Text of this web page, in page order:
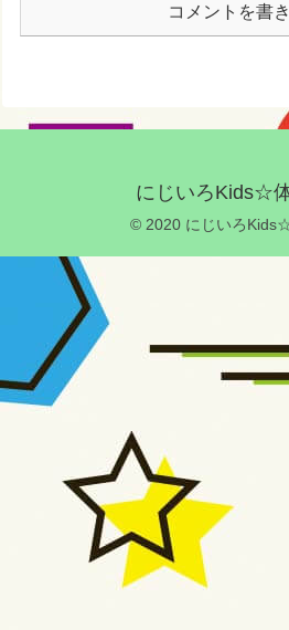
コメントを書
にじいろKids☆
© 2020 にじいろ